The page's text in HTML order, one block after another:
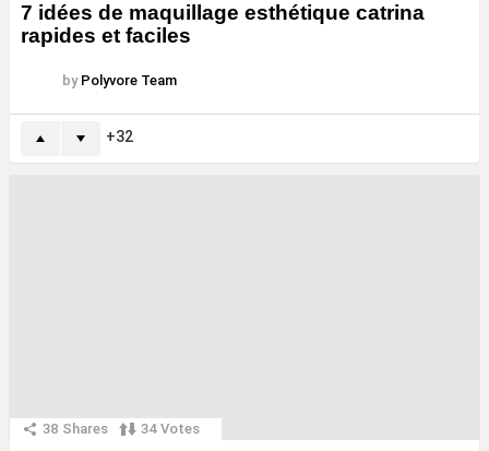
7 idées de maquillage esthétique catrina
rapides et faciles
by Polyvore Team
32
38 Shares 34 Votes